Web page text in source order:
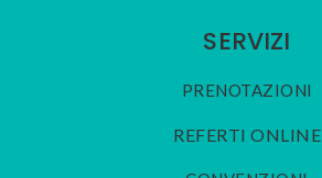
SERVIZI
PRENOTAZIONI
REFERTI ONLINE